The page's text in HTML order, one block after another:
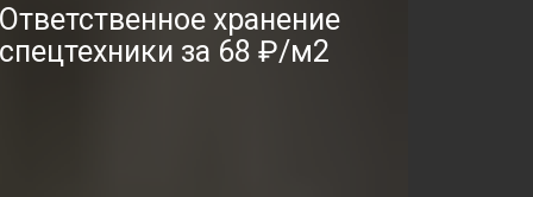
Ответственное хранение
спецтехники за 68 ₽/м2